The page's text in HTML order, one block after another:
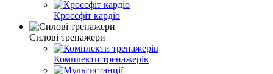
Кроссфіт кардіо
Силові тренажери
Комплекти тренажерів